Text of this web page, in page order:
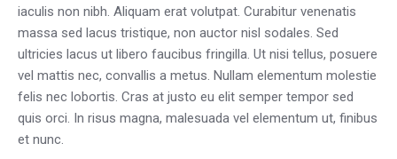
iaculis non nibh. Aliquam erat volutpat. Curabitur venenatis
massa sed lacus tristique, non auctor nisl sodales. Sed
ultricies lacus ut libero faucibus fringilla. Ut nisi tellus, posuere
vel mattis nec, convallis a metus. Nullam elementum molestie
felis nec lobortis. Cras at justo eu elit semper tempor sed
quis orci. In risus magna, malesuada vel elementum ut, finibus
et nunc.